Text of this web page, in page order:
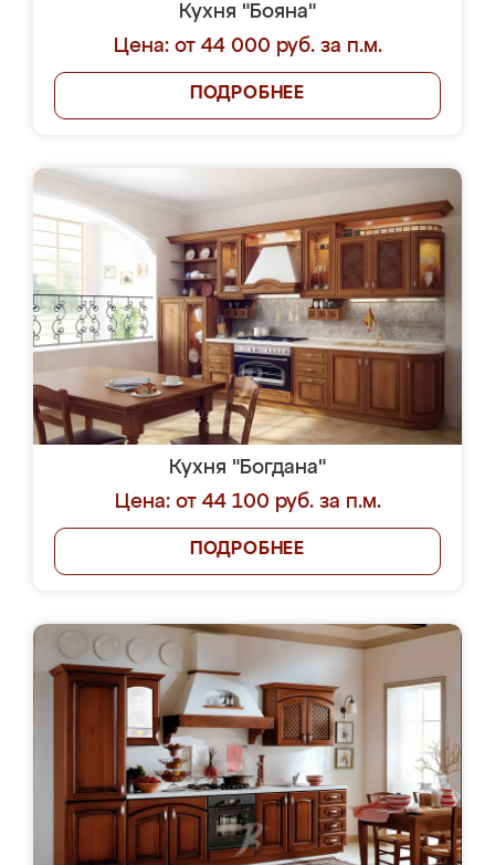
Кухня "Бояна"
Цена: от 44 000 руб. за п.м.
ПОДРОБНЕЕ
Кухня "Богдана"
Цена: от 44 100 руб. за п.м.
ПОДРОБНЕЕ